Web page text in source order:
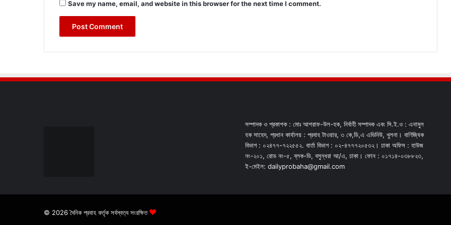
Save my name, email, and website in this browser for the next time I comment.
সম্পাদক ও প্রকাশক : মোঃ আশরাফ-উল-হক, নির্বাহী সম্পাদক এবং সি.ই.ও : এনামুল
হক সাহেদ, প্রধান কার্যালয় : প্রবাহ টাওয়ার, ৩ কে,ডি,এ এভিনিউ, খুলনা। বাণিজ্যিক
বিভাগ : ০২৪৭৭-৭২২৫৫২. বার্তা বিভাগ : ০২-৪৭৭৭২০৫৩২। ঢাকা অফিস : হাউজ
নং-২০১, রোড নং-৫, ব্লক-ডি, বসুন্ধরা আ/এ, ঢাকা। ফোন : ০১৭১৪-০৩৮৮২৩,
ই-মেইল: dailyprobaha@gmail.com
© 2026 দৈনিক প্রবাহ কর্তৃক সর্বস্বত্ব সংরক্ষিত